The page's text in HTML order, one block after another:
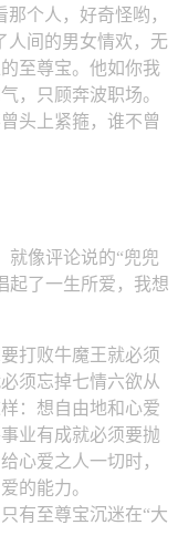
那个人，好奇怪哟，
人间的男女情欢，无
至尊宝。他如你我
，只顾奔波职场。
头上紧箍，谁不曾
就像评论说的“兜兜
起了一生所爱，我想
打败牛魔王就必须
须忘掉七情六欲从
：想自由地和心爱
业有成就必须要抛
心爱之人一切时，
的能力。
有至尊宝沉迷在“大